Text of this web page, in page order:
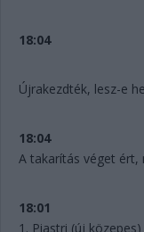
18:04
Újrakezdték, lesz-e
18:04
A takarítás véget ért,
18:01
1. Piastri (új közepes)